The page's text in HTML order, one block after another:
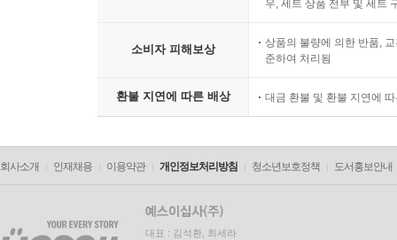
우, 세트 상품 전부 및 세트
소비자 피해보상
상품의 불량에 의한 반품,
준하여 처리됨
환불 지연에 따른 배상 대금 환불 및 환불 지연에
회사소개 인재채용 이용약관 개인정보처리방침 청소년보호정책 도서홍보안내
대표 : 김석환, 최세라